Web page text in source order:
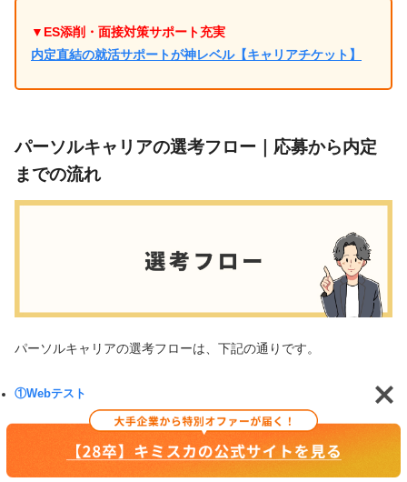
▼ES添削・面接対策サポート充実
内定直結の就活サポートが神レベル【キャリアチケット】
パーソルキャリアの選考フロー｜応募から内定
までの流れ
パーソルキャリアの選考フローは、下記の通りです。
①Webテスト
②面接（複数回）
詳しく解説します。